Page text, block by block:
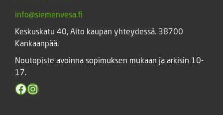
info@siemenvesa.fi
Keskuskatu 40, Aito kaupan yhteydessä. 38700
Kankaanpää.
Noutopiste avoinna sopimuksen mukaan ja arkisin 10-
17.
Facebook
Instagram